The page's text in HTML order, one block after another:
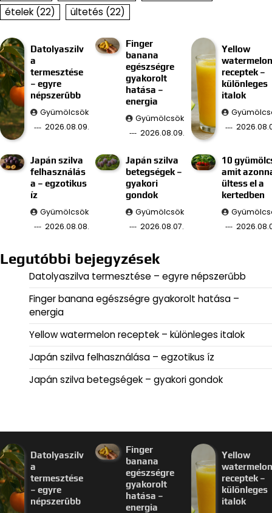
ételek (22) ültetés (22)
Datolyaszilv
a
termesztése
– egyre
népszerűbb
Gyümölcsök
2026.08.09.
Finger
banana
egészségre
gyakorolt
hatása –
energia
Gyümölcsök
2026.08.09.
Yellow
watermelon
receptek –
különleges
italok
Japán szilva
felhasználás
a – egzotikus
íz
Gyümölcsök
2026.08.08.
Japán szilva
betegségek –
gyakori
gondok
Gyümölcsök
2026.08.07.
10
amit
ültess el a
kertedben
Legutóbbi bejegyzések
Datolyaszilva termesztése – egyre népszerűbb
Finger banana egészségre gyakorolt hatása –
energia
Yellow watermelon receptek – különleges italok
Japán szilva felhasználása – egzotikus íz
Japán szilva betegségek – gyakori gondok
Datolyaszilv
a
termesztése
– egyre
népszerűbb
Finger
banana
egészségre
gyakorolt
hatása –
energia
Yellow
watermelon
receptek –
különleges
italok